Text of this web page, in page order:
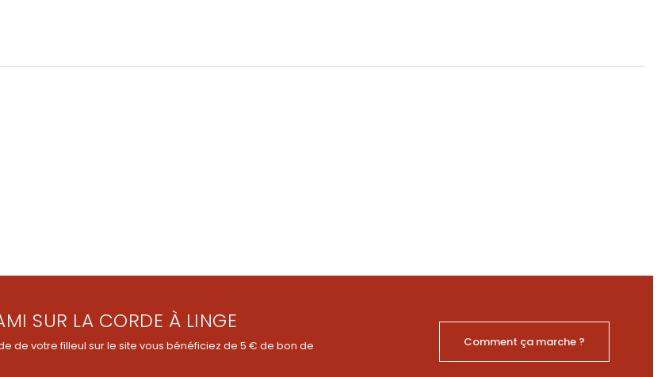
SUR LA CORDE À LINGE
de votre filleul sur le site vous bénéficiez de 5 € de bon de
Comment ça marche ?